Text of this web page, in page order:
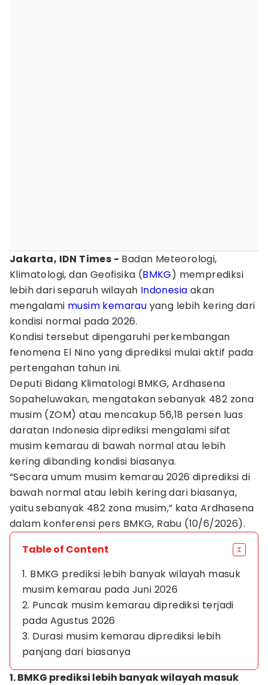
Jakarta, IDN Times - Badan Meteorologi,
Klimatologi, dan Geofisika (BMKG) memprediksi
lebih dari separuh wilayah Indonesia akan
mengalami musim kemarau yang lebih kering dari
kondisi normal pada 2026.
Kondisi tersebut dipengaruhi perkembangan
fenomena El Nino yang diprediksi mulai aktif pada
pertengahan tahun ini.
Deputi Bidang Klimatologi BMKG, Ardhasena
Sopaheluwakan, mengatakan sebanyak 482 zona
musim (ZOM) atau mencakup 56,18 persen luas
daratan Indonesia diprediksi mengalami sifat
musim kemarau di bawah normal atau lebih
kering dibanding kondisi biasanya.
“Secara umum musim kemarau 2026 diprediksi di
bawah normal atau lebih kering dari biasanya,
yaitu sebanyak 482 zona musim,” kata Ardhasena
dalam konferensi pers BMKG, Rabu (10/6/2026).
Table of Content
1. BMKG prediksi lebih banyak wilayah masuk
musim kemarau pada Juni 2026
2. Puncak musim kemarau diprediksi terjadi
pada Agustus 2026
3. Durasi musim kemarau diprediksi lebih
panjang dari biasanya
1. BMKG prediksi lebih banyak wilayah masuk